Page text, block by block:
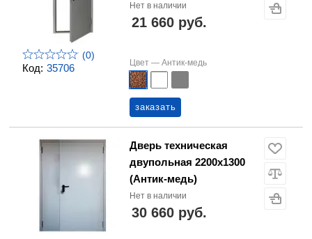
Код: 35706
(0)
Нет в наличии
21 660 руб.
Цвет — Антик-медь
заказать
Дверь техническая
двупольная 2200х1300
(Антик-медь)
Нет в наличии
30 660 руб.